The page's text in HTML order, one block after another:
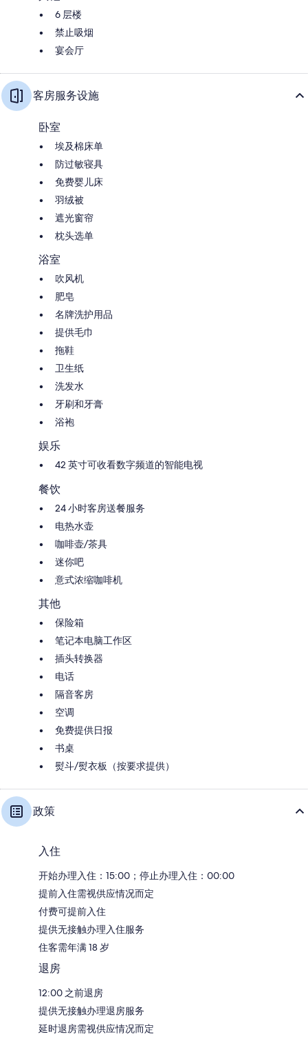
6 层楼
禁止吸烟
宴会厅
客房服务设施
卧室
埃及棉床单
防过敏寝具
免费婴儿床
羽绒被
遮光窗帘
枕头选单
浴室
吹风机
肥皂
名牌洗护用品
提供毛巾
拖鞋
卫生纸
洗发水
牙刷和牙膏
浴袍
娱乐
42 英寸可收看数字频道的智能电视
餐饮
24 小时客房送餐服务
电热水壶
咖啡壶/茶具
迷你吧
意式浓缩咖啡机
其他
保险箱
笔记本电脑工作区
插头转换器
电话
隔音客房
空调
免费提供日报
书桌
熨斗/熨衣板（按要求提供）
政策
入住
开始办理入住：15:00；停止办理入住：00:00
提前入住需视供应情况而定
付费可提前入住
提供无接触办理入住服务
住客需年满 18 岁
退房
12:00 之前退房
提供无接触办理退房服务
延时退房需视供应情况而定